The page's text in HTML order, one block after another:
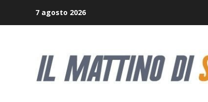
7 agosto 2026